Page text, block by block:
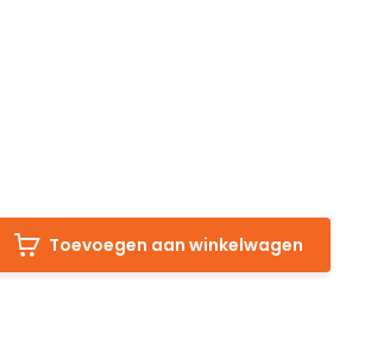
Toevoegen aan winkelwagen